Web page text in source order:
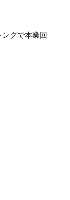
ングで本業回